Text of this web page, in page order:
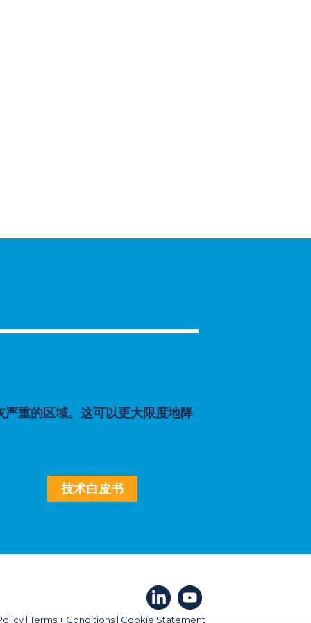
重的区域。这可以更大限度地降
技术白皮书
|Terms + Conditions| Cookie Statement